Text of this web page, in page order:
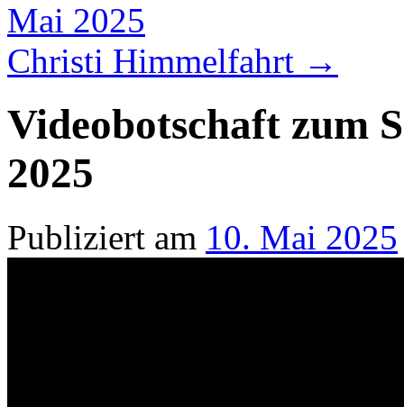
Mai 2025
Christi Himmelfahrt →
Videobotschaft zum
2025
Publiziert am 10. Mai 2025